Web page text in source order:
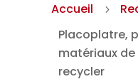
Accueil 5
Placoplatre,
matériaux
recycler